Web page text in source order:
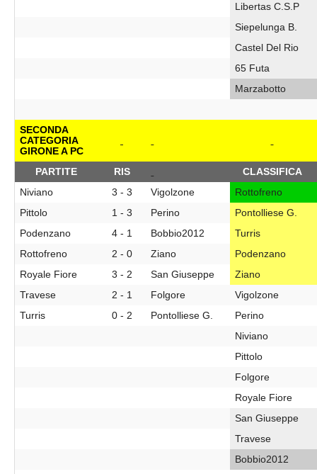
Libertas C.S.P
Siepelunga B.
Castel Del Rio
65 Futa
Marzabotto
SECONDA
CATEGORIA
GIRONE A PC
PARTITE
RIS
CLASSIFICA
Niviano
3 - 3 Vigolzone
Rottofreno
Pittolo
1 - 3 Perino
Pontolliese G.
Podenzano
4 - 1 Bobbio2012
Turris
Rottofreno
2 - 0 Ziano
Podenzano
Royale Fiore
3 - 2 San Giuseppe
Ziano
Travese
2 - 1 Folgore
Vigolzone
Turris
0 - 2 Pontolliese G.
Perino
Niviano
Pittolo
Folgore
Royale Fiore
San Giuseppe
Travese
Bobbio2012